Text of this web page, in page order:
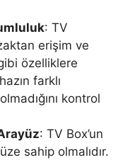
: TV
erişim ve
özelliklere
farklı
kontrol
: TV Box’un
sahip olmalıdır.